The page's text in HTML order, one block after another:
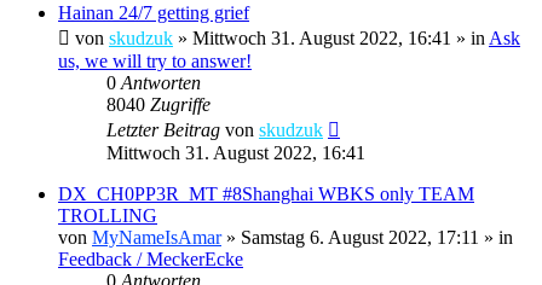
Hainan 24/7 getting grief
von skudzuk » Mittwoch 31. August 2022, 16:41 » in Ask
us, we will try to answer!
0 Antworten
8040 Zugriffe
Letzter Beitrag von skudzuk
Mittwoch 31. August 2022, 16:41
DX_CH0PP3R_MT #8Shanghai WBKS only TEAM
TROLLING
von MyNameIsAmar» Samstag 6. August 2022, 17:11 » in
Feedback / MeckerEcke
0 Antworten